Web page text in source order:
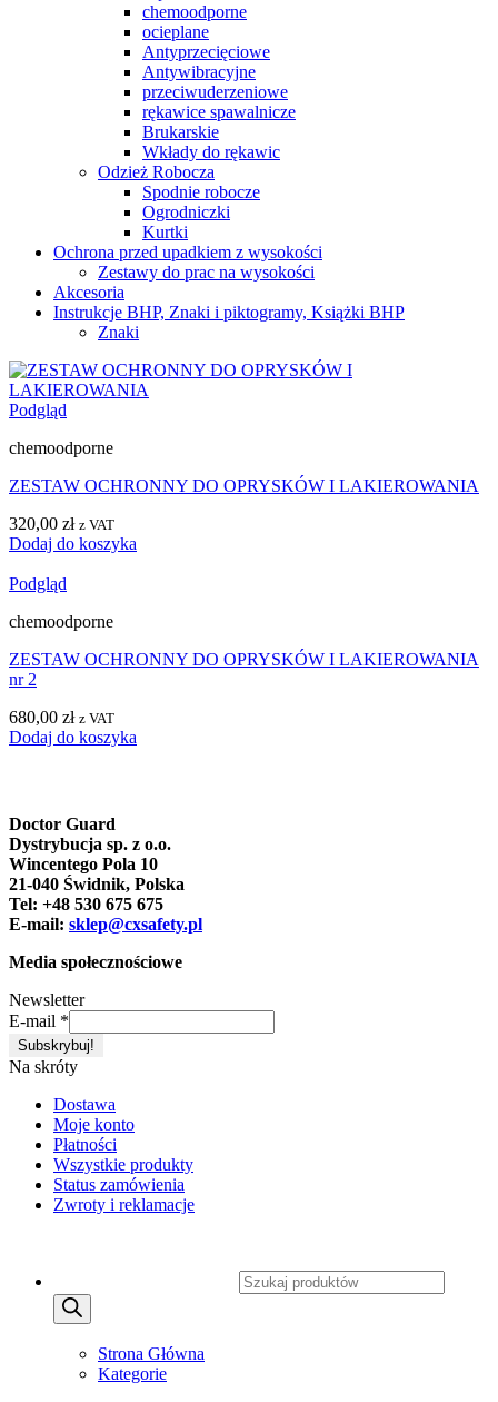
chemoodporne
ocieplane
Antyprzecięciowe
Antywibracyjne
przeciwuderzeniowe
rękawice spawalnicze
Brukarskie
Wkłady do rękawic
Odzież Robocza
Spodnie robocze
Ogrodniczki
Kurtki
Ochrona przed upadkiem z wysokości
Zestawy do prac na wysokości
Akcesoria
Instrukcje BHP, Znaki i piktogramy, Książki BHP
Znaki
Podgląd
chemoodporne
ZESTAW OCHRONNY DO OPRYSKÓW I LAKIEROWANIA
320,00 zł z VAT
Dodaj do koszyka
Podgląd
chemoodporne
ZESTAW OCHRONNY DO OPRYSKÓW I LAKIEROWANIA
nr 2
680,00 zł z VAT
Dodaj do koszyka
Doctor Guard
Dystrybucja sp. z o.o.
Wincentego Pola 10
21-040 Świdnik, Polska
Tel: +48 530 675 675
E-mail: sklep@cxsafety.pl
Media społecznościowe
Newsletter
E-mail *
Na skróty
Dostawa
Moje konto
Płatności
Wszystkie produkty
Status zamówienia
Zwroty i reklamacje
Strona Główna
Kategorie